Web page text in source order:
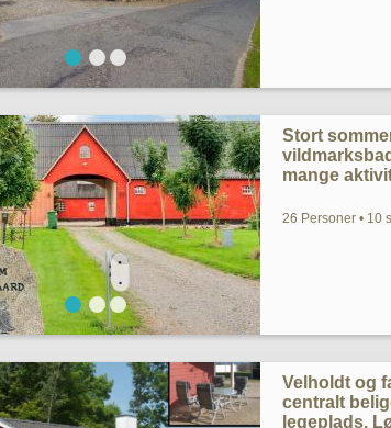
Stort
mange
26 Personer • 10
Velholdt og
centralt
legeplads.